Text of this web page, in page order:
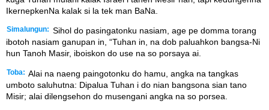
IkernepkenNa kalak si la tek man BaNa.
Simalungun: Sihol do pasingatonku nasiam, age pe domma torang
ibotoh nasiam ganupan in, “Tuhan in, na dob paluahkon bangsa-Ni
hun Tanoh Masir, iboiskon do use na so porsaya ai.
Toba: Alai na naeng paingotonku do hamu, angka na tangkas
umboto saluhutna: Dipalua Tuhan i do nian bangsona sian tano
Misir; alai dilengsehon do musengani angka na so porsea.